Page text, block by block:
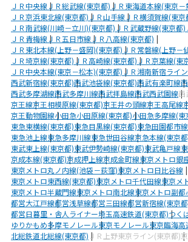
ＪＲ中央線ＪＲ総武線(東京都)ＪＲ東海道本線(東京
ＪＲ京浜東北線(東京都)ＪＲ山手線ＪＲ横須賀線(東京
ＪＲ南武線(川崎－立川)(東京都)ＪＲ武蔵野線(東京都)
ＪＲ青梅線ＪＲ五日市線ＪＲ八高線(東京都)
ＪＲ東北本線(上野－盛岡)(東京都)ＪＲ常磐線(上野－
ＪＲ埼京線(東京都)ＪＲ高崎線(東京都)ＪＲ京葉線(東
ＪＲ中央本線(東京－松本)(東京都)ＪＲ湘南新宿ライ
西武新宿線(東京都)西武池袋線(東京都)西武有楽町線
西武多摩湖線西武多摩川線西武拝島線西武西武園線西
京王線京王相模原線(東京都)京王井の頭線京王高尾線
京王動物園線小田急小田原線(東京都)小田急多摩線(東
東急東横線(東京都)東急目黒線(東京都)東急田園都市
東急池上線東急多摩川線東急世田谷線京急本線(東京
東武東上線(東京都)東武伊勢崎線(東京都)東武亀戸線
京成本線(東京都)京成押上線京成金町線東京メトロ銀
東京メトロ丸ノ内線(池袋－荻窪)東京メトロ日比谷線
東京メトロ東西線(東京都)東京メトロ千代田線東京メ
東京メトロ半蔵門線東京メトロ南北線東京メトロ副都
都営大江戸線都営浅草線都営三田線都営新宿線(東京
都営日暮里・舎人ライナー埼玉高速鉄道(東京都)つく
ゆりかもめ多摩モノレール東京モノレール東京臨海
北総鉄道北総線(東京都) ＪＲ上野東京ライン(東京都)